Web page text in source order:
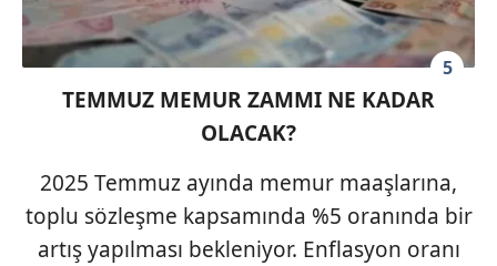
5
TEMMUZ MEMUR ZAMMI NE KADAR
OLACAK?
2025 Temmuz ayında memur maaşlarına,
toplu sözleşme kapsamında %5 oranında bir
artış yapılması bekleniyor. Enflasyon oranı